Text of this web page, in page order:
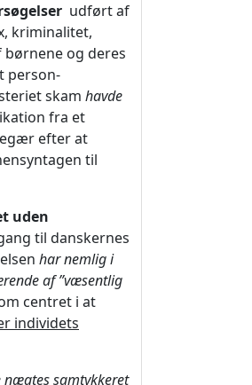
udført af
kriminalitet,
og deres
person-
skam havde
fra et
efter at
til
uden
til danskernes
har nemligi
af ”væsentlig
centret i at
individets
nægtes samtykkeret